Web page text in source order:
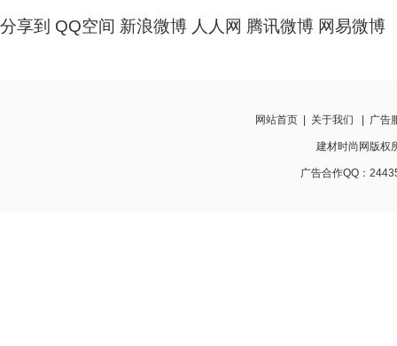
分享到 QQ空间 新浪微博 人人网 腾讯微博 网易微博
网站首页 关于我们 广告
建材时尚网版
广告合作QQ：